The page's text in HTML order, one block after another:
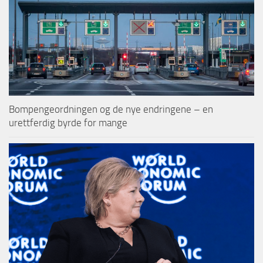
Bompengeordningen og de nye endringene – en
urettferdig byrde for mange